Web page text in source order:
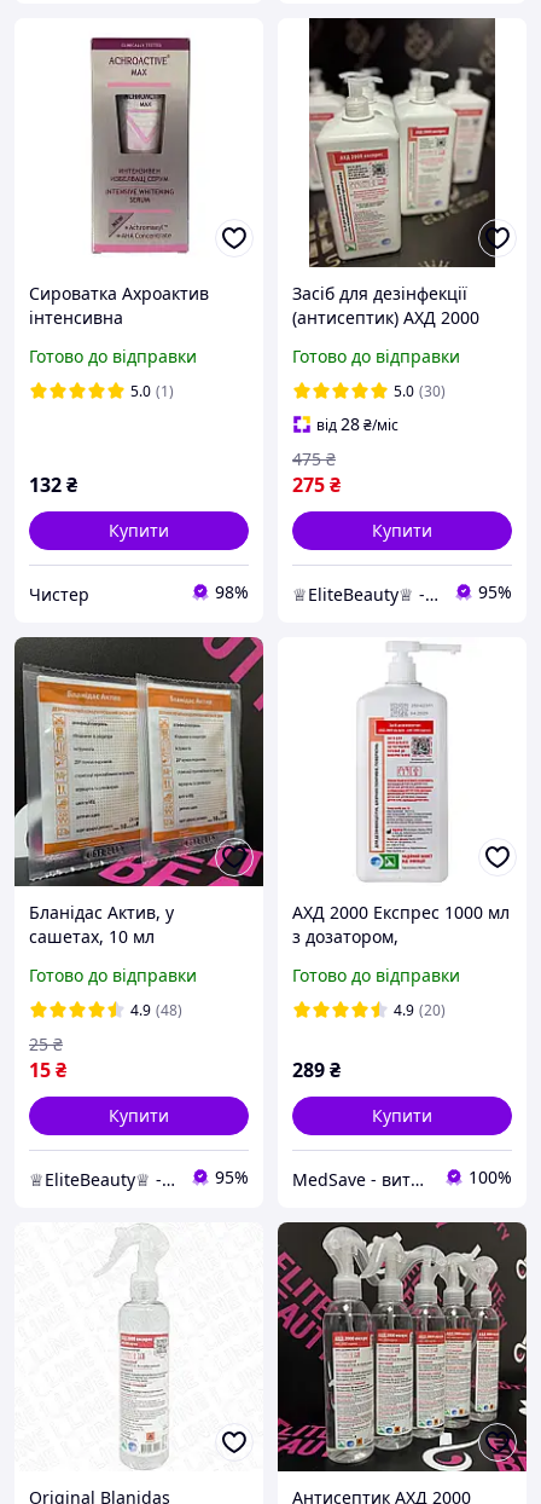
Сироватка Ахроактив
інтенсивна
Готово до відправки
5.0 (1)
132₴
Купити
Чистер 98%
Засіб для дезінфекції
(антисептик) АХД 2000
Готово до відправки
5.0 (30)
від28₴/міс
275₴
475 ₴
Купити
♕EliteBeauty♕ - товари для твоєї краси ;) 95%
Бланідас Актив, у
сашетах, 10 мл
Готово до відправки
4.9 (48)
15₴
25 ₴
Купити
♕EliteBeauty♕ - товари для твоєї краси ;) 95%
АХД 2000 Експрес 1000 мл
з дозатором,
обробки інструментів та
поверхонь, антисептик
Готово до відправки
4.9 (20)
289₴
Купити
MedSave - витратні матеріали для індустрії красоти 100%
Original Blanidas
Антисептик АХД 2000